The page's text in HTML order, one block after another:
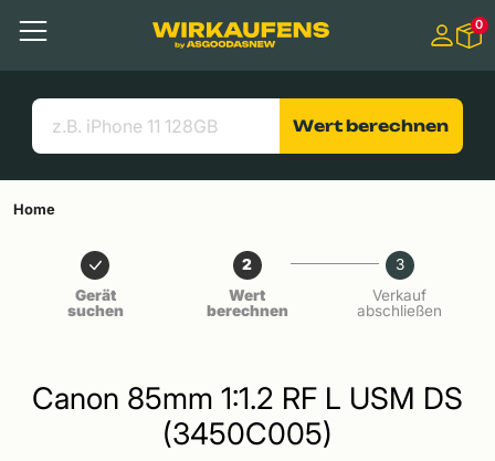
Menü
Suchen
Nützliche Links
0
Wert berechnen
Home
Gerät
suchen
2
Wert
berechnen
3
Verkauf
abschließen
Canon 85mm 1:1.2 RF L USM DS
(3450C005)